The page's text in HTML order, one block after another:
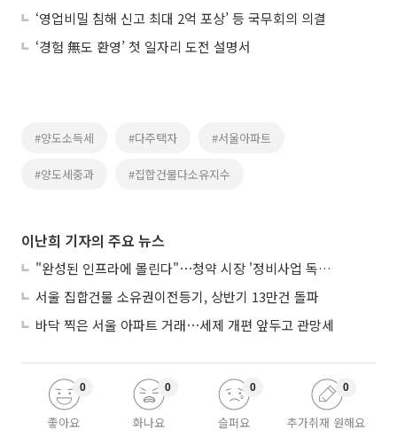
‘영업비밀 침해 신고 최대 2억 포상’ 등 국무회의 의결
‘경험 無도 환영’ 첫 일자리 도전 설명서
#양도소득세 #다주택자 #서울아파트
#양도세중과 #집합건물다소유지수
이난희 기자의 주요 뉴스
"완성된 인프라에 몰린다"⋯청약 시장 '정비사업 독주' 42배 격차
서울 집합건물 소유권이전등기, 상반기 13만건 돌파
바닥 찍은 서울 아파트 거래⋯세제 개편 앞두고 관망세
좋아요
0
화나요
0
슬퍼요
0
추가취재 원해요
0